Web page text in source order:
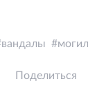
вандалы
Поделиться